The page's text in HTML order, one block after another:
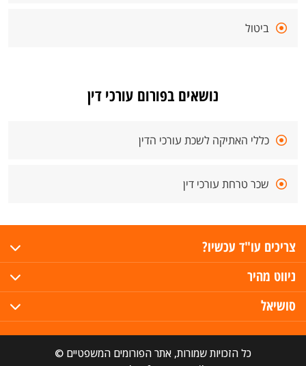
ביטול
נושאים בפורום עורכי דין
כללי האתיקה לשכת עורכי הדין
שכר טרחת עורכי דין
צריכים עו"ד עכשיו?
ניווט מהיר
סושיאל
כל הזכויות שמורות, אתר הפורומים המשפטיים ©